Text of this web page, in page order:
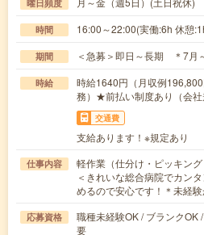
曜日頻度
時間 16:00～22:00(実働:6h 休憩
期間 ＜急募＞即日～長期 ＊7月
時給
時給1640円（月収例
務）★前払い制度あり（会社
交通費
支給あります！※規定あり
仕事内容
軽作業（仕分け・ピッキング
＜きれいな総合病院でカン
めるので安心です！＊未経
応募資格
職種未経験OK / ブランクOK
要